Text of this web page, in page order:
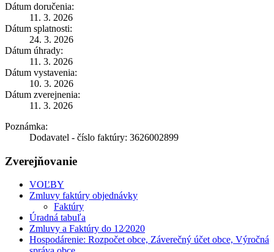
Dátum doručenia:
11. 3. 2026
Dátum splatnosti:
24. 3. 2026
Dátum úhrady:
11. 3. 2026
Dátum vystavenia:
10. 3. 2026
Dátum zverejnenia:
11. 3. 2026
Poznámka:
Dodavatel - číslo faktúry: 3626002899
Zverejňovanie
VOĽBY
Zmluvy faktúry objednávky
Faktúry
Úradná tabuľa
Zmluvy a Faktúry do 12⁄2020
Hospodárenie: Rozpočet obce, Záverečný účet obce, Výročná